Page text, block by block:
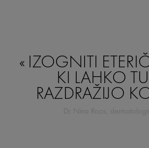
IZOGNITI
KI LAHKO
RAZDRAŽIJO
Dr. Nina Roos,